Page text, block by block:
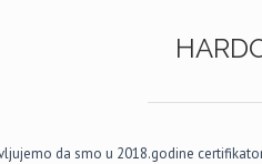
da smo u 2018.godine